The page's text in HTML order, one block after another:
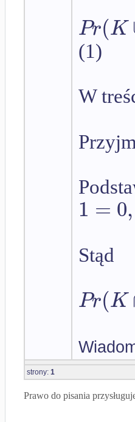
Pr(K
(1)
W
1 = 0,
Stąd
Pr(K
strony: 1
Prawo do pisania